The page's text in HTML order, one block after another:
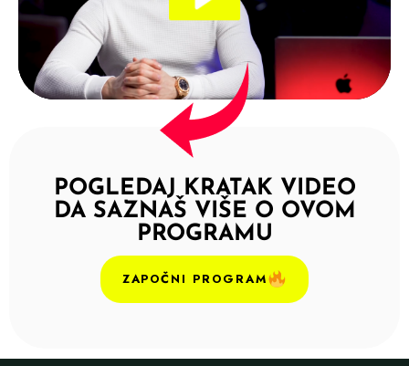
POGLEDAJ KRATAK VIDEO
DA SAZNAŠ VIŠE O OVOM
PROGRAMU
ZAPOČNI PROGRAM